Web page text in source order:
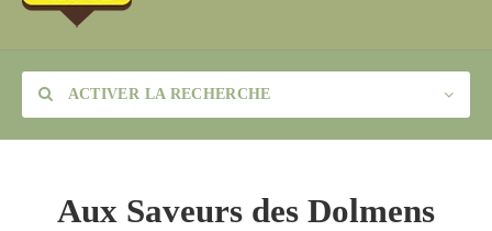
ACTIVER LA RECHERCHE
Aux Saveurs des Dolmens